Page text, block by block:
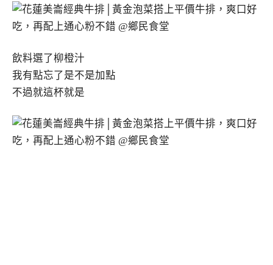
飲料選了柳橙汁
我有點忘了是不是加點
不過就這杯就是